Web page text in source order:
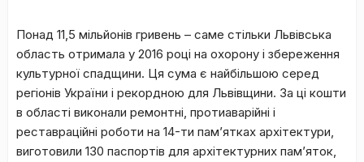
Понад 11,5 мільйонів гривень – саме стільки Львівська
область отримала у 2016 році на охорону і збереження
культурної спадщини. Ця сума є найбільшою серед
регіонів України і рекордною для Львівщини. За ці кошти
в області виконали ремонтні, протиаварійні і
реставраційні роботи на 14-ти пам’ятках архітектури,
виготовили 130 паспортів для архітектурних пам’яток,